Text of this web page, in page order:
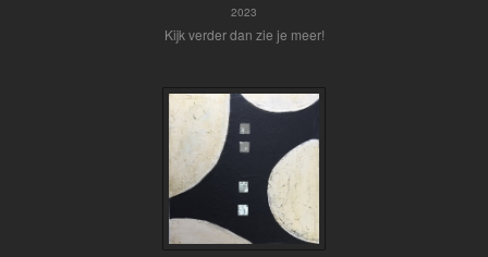
2023
Kijk verder dan zie je meer!